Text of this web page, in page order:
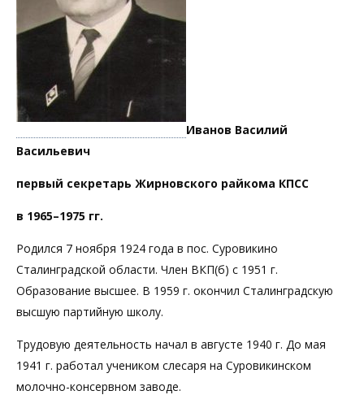
Иванов Василий
Васильевич
первый секретарь Жирновского райкома КПСС
в 1965–1975 гг.
Родился 7 ноября 1924 года в пос. Суровикино
Сталинградской области. Член ВКП(б) с 1951 г.
Образование высшее. В 1959 г. окончил Сталинградскую
высшую партийную школу.
Трудовую деятельность начал в августе 1940 г. До мая
1941 г. работал учеником слесаря на Суровикинском
молочно-консервном заводе.